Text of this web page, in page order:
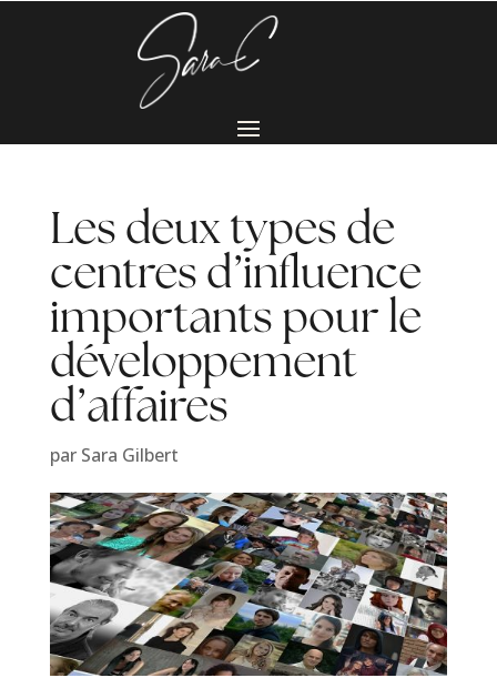
Les deux types de
centres d’influence
importants pour le
développement
d’affaires
par Sara Gilbert